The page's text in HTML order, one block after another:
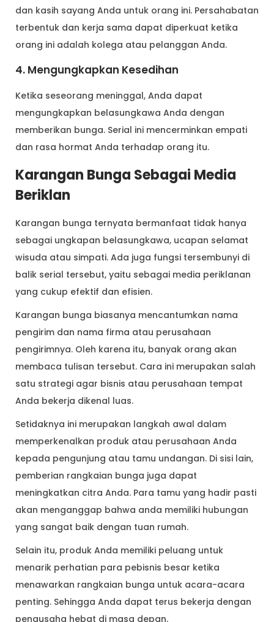
dan kasih sayang Anda untuk orang ini. Persahabatan
terbentuk dan kerja sama dapat diperkuat ketika
orang ini adalah kolega atau pelanggan Anda.
4. Mengungkapkan Kesedihan
Ketika seseorang meninggal, Anda dapat
mengungkapkan belasungkawa Anda dengan
memberikan bunga. Serial ini mencerminkan empati
dan rasa hormat Anda terhadap orang itu.
Karangan Bunga Sebagai Media
Beriklan
Karangan bunga ternyata bermanfaat tidak hanya
sebagai ungkapan belasungkawa, ucapan selamat
wisuda atau simpati. Ada juga fungsi tersembunyi di
balik serial tersebut, yaitu sebagai media periklanan
yang cukup efektif dan efisien.
Karangan bunga biasanya mencantumkan nama
pengirim dan nama firma atau perusahaan
pengirimnya. Oleh karena itu, banyak orang akan
membaca tulisan tersebut. Cara ini merupakan salah
satu strategi agar bisnis atau perusahaan tempat
Anda bekerja dikenal luas.
Setidaknya ini merupakan langkah awal dalam
memperkenalkan produk atau perusahaan Anda
kepada pengunjung atau tamu undangan. Di sisi lain,
pemberian rangkaian bunga juga dapat
meningkatkan citra Anda. Para tamu yang hadir pasti
akan menganggap bahwa anda memiliki hubungan
yang sangat baik dengan tuan rumah.
Selain itu, produk Anda memiliki peluang untuk
menarik perhatian para pebisnis besar ketika
menawarkan rangkaian bunga untuk acara-acara
penting. Sehingga Anda dapat terus bekerja dengan
pengusaha hebat di masa depan.